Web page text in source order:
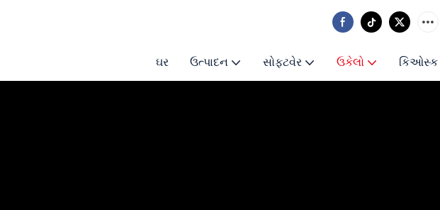
ઘર ઉત્પાદન સોફ્ટવેર ઉકેલો કિઓસ્ક